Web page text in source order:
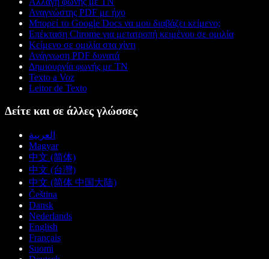
Αναγνώστης PDF με ήχο
Μπορεί το Google Docs να μου διαβάζει κείμενο;
Επέκταση Chrome για μετατροπή κειμένου σε ομιλία
Κείμενο σε ομιλία στα χίντι
Ανάγνωση PDF δυνατά
Δημιουργία φωνής με ΤΝ
Texto a Voz
Leitor de Texto
Δείτε και σε άλλες γλώσσες
العربية
Magyar
中文 (简体)
中文 (台灣)
中文 (简体 中国大陆)
Čeština
Dansk
Nederlands
English
Français
Suomi